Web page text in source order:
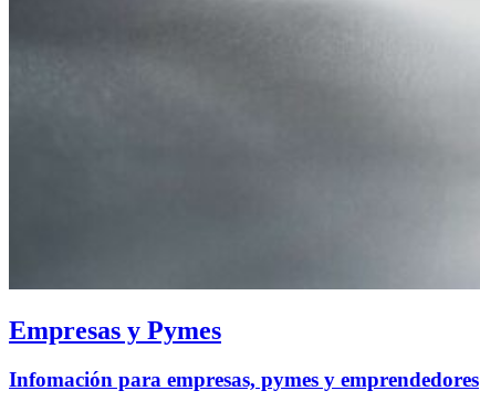
Empresas y Pymes
Infomación para empresas, pymes y emprendedores